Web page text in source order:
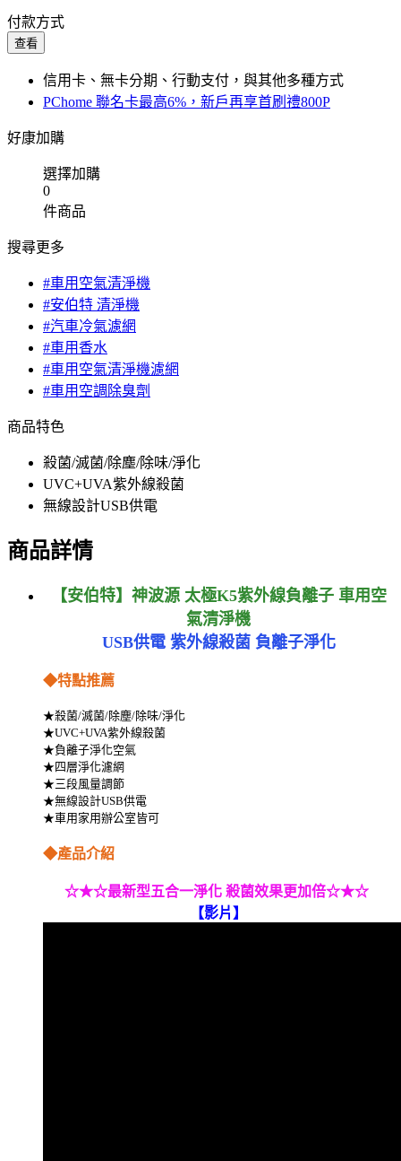
付款方式
查看
信用卡、無卡分期、行動支付，與其他多種方式
PChome 聯名卡最高6%，新戶再享首刷禮800P
好康加購
選擇加購
0
件商品
搜尋更多
#車用空氣清淨機
#安伯特 清淨機
#汽車冷氣濾網
#車用香水
#車用空氣清淨機濾網
#車用空調除臭劑
商品特色
殺菌/滅菌/除塵/除味/淨化
UVC+UVA紫外線殺菌
無線設計USB供電
商品詳情
【安伯特】神波源 太極K5紫外線負離子 車用空
氣清淨機
USB供電 紫外線殺菌 負離子淨化
◆特點推薦
★殺菌/滅菌/除塵/除味/淨化
★UVC+UVA紫外線殺菌
★負離子淨化空氣
★四層淨化濾網
★三段風量調節
★無線設計USB供電
★車用家用辦公室皆可
◆產品介紹
☆★☆最新型五合一淨化 殺菌效果更加倍☆★☆
【影片】